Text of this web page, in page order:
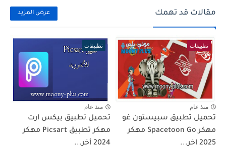
مقالات قد تهمك عرض المزيد
تطبيقات
منذ عام
تحميل تطبيق سبيستون غو
مهكر Spacetoon Go مهكر
2025 اخر...
تطبيقات
منذ عام
تحميل تطبيق بيكس ارت
مهكر تطبيق Picsart مهكر
2024 أخر...